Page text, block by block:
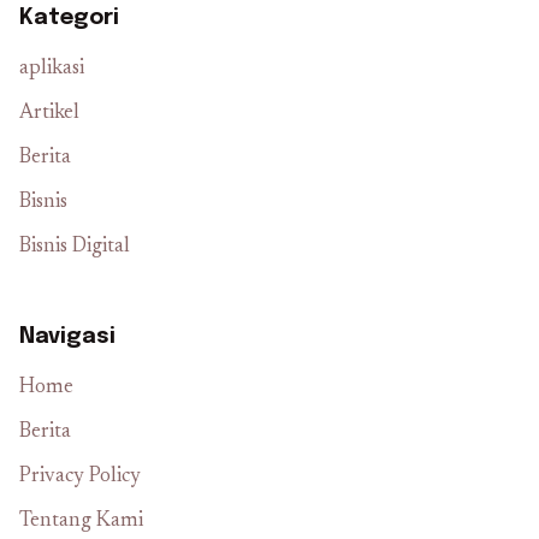
Kategori
aplikasi
Artikel
Berita
Bisnis
Bisnis Digital
Navigasi
Home
Berita
Privacy Policy
Tentang Kami